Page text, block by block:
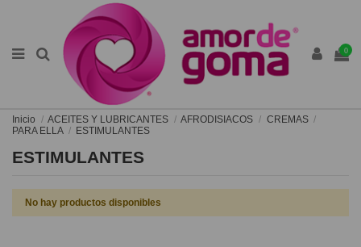
0
Inicio ACEITES Y LUBRICANTES AFRODISIACOS
CREMAS
PARA ELLA
ESTIMULANTES
ESTIMULANTES
No hay productos disponibles